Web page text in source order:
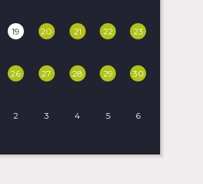
19 20 21 22 23
26 27 28 29 30
2 3 4 5 6